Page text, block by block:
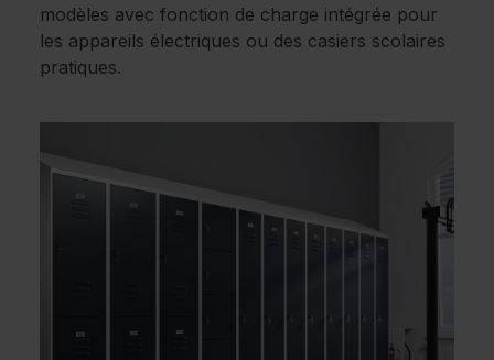
modèles avec fonction de charge intégrée pour
les appareils électriques ou des casiers scolaires
pratiques.